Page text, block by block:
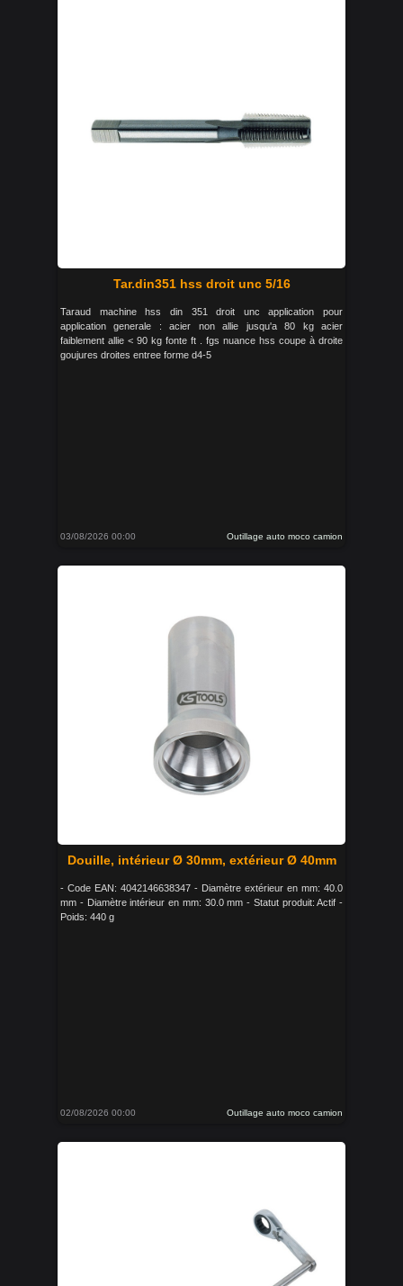
Tar.din351 hss droit unc 5/16
Taraud machine hss din 351 droit unc application pour
application generale : acier non allie jusqu'a 80 kg acier
faiblement allie < 90 kg fonte ft . fgs nuance hss coupe à droite
goujures droites entree forme d4-5
03/08/2026 00:00 Outillage auto moco camion
Douille, intérieur Ø 30mm, extérieur Ø 40mm
- Code EAN: 4042146638347 - Diamètre extérieur en mm: 40.0
mm - Diamètre intérieur en mm: 30.0 mm - Statut produit: Actif -
Poids: 440 g
02/08/2026 00:00 Outillage auto moco camion